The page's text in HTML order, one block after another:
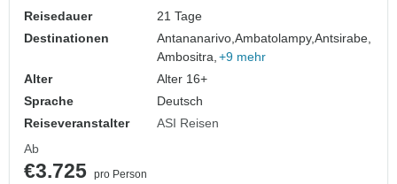
Reisedauer
21 Tage
Destinationen
Antananarivo,Ambatolampy,Antsirabe,
Ambositra, +9 mehr
Alter
Alter 16+
Sprache
Deutsch
Reiseveranstalter
ASI Reisen
Ab
€3.725 pro Person